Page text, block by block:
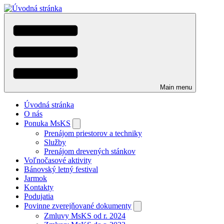
Skočiť
na
hlavný
obsah
Main menu
Úvodná stránka
O nás
Ponuka MsKS
Toggle
sub-
Prenájom priestorov a techniky
Služby
Prenájom drevených stánkov
Voľnočasové aktivity
Bánovský letný festival
Jarmok
Kontakty
Podujatia
Povinne zverejňované dokumenty
Toggle
Zmluvy MsKS od r. 2024